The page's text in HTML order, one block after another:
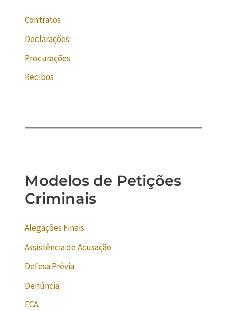
Contratos
Declarações
Procurações
Recibos
Modelos de Petições
Criminais
Alegações Finais
Assistência de Acusação
Defesa Prévia
Denúncia
ECA